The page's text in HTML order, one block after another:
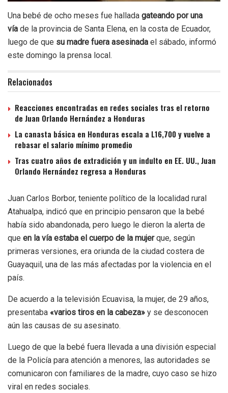
Una bebé de ocho meses fue hallada gateando por una
vía de la provincia de Santa Elena, en la costa de Ecuador,
luego de que su madre fuera asesinada el sábado, informó
este domingo la prensa local.
Relacionados
Reacciones encontradas en redes sociales tras el retorno
de Juan Orlando Hernández a Honduras
La canasta básica en Honduras escala a L16,700 y vuelve a
rebasar el salario mínimo promedio
Tras cuatro años de extradición y un indulto en EE. UU., Juan
Orlando Hernández regresa a Honduras
Juan Carlos Borbor, teniente político de la localidad rural
Atahualpa, indicó que en principio pensaron que la bebé
había sido abandonada, pero luego le dieron la alerta de
que en la vía estaba el cuerpo de la mujerque, según
primeras versiones, era oriunda de la ciudad costera de
Guayaquil, una de las más afectadas por la violencia en el
país.
De acuerdo a la televisión Ecuavisa, la mujer, de 29 años,
presentaba «varios tiros en la cabeza» y se desconocen
aún las causas de su asesinato.
Luego de que la bebé fuera llevada a una división especial
de la Policía para atención a menores, las autoridades se
comunicaron con familiares de la madre, cuyo caso se hizo
viral en redes sociales.